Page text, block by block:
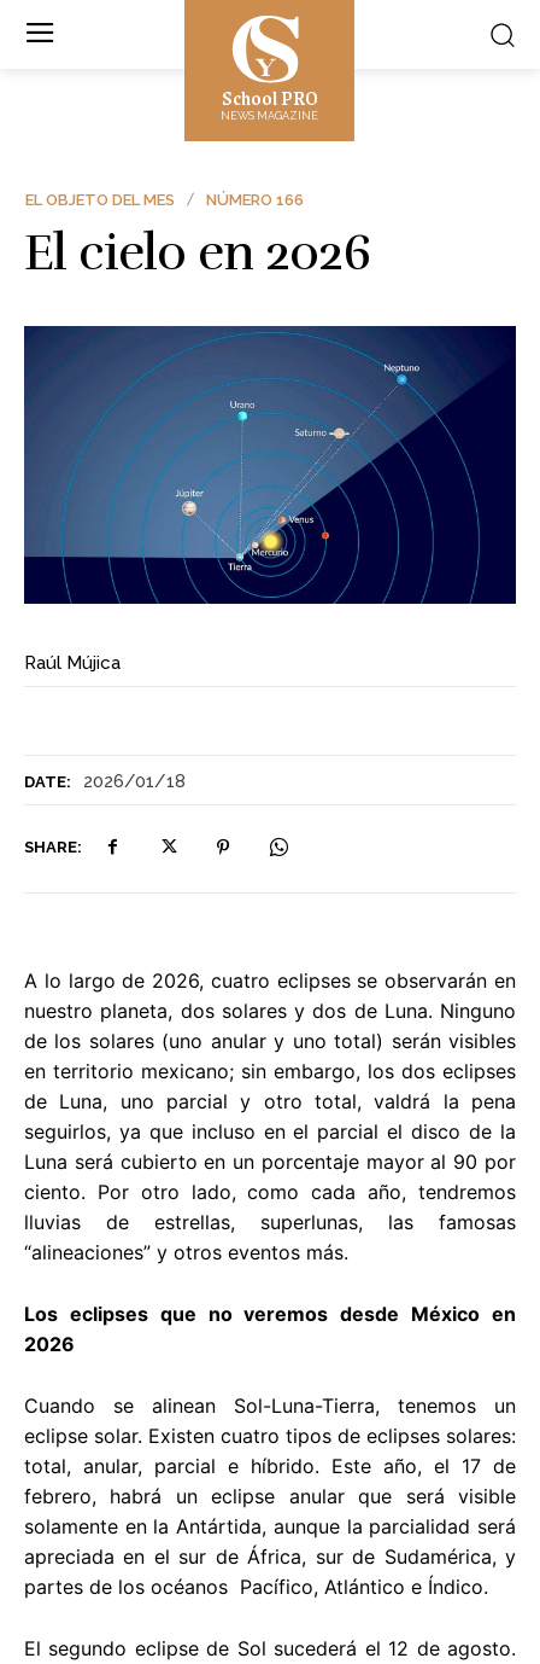
School PRO
NEWS MAGAZINE
DATE: 2026/01/18
SHARE:
EL OBJETO DEL MES NÚMERO 166
El cielo en 2026
Raúl Mújica
A lo largo de 2026, cuatro eclipses se observarán en
nuestro planeta, dos solares y dos de Luna. Ninguno
de los solares (uno anular y uno total) serán visibles
en territorio mexicano; sin embargo, los dos eclipses
de Luna, uno parcial y otro total, valdrá la pena
seguirlos, ya que incluso en el parcial el disco de la
Luna será cubierto en un porcentaje mayor al 90 por
ciento. Por otro lado, como cada año, tendremos
lluvias de estrellas, superlunas, las famosas
“alineaciones” y otros eventos más.
Los eclipses que no veremos desde México en
2026
Cuando se alinean Sol-Luna-Tierra, tenemos un
eclipse solar. Existen cuatro tipos de eclipses solares:
total, anular, parcial e híbrido. Este año, el 17 de
febrero, habrá un eclipse anular que será visible
solamente en la Antártida, aunque la parcialidad será
apreciada en el sur de África, sur de Sudamérica, y
partes de los océanos Pacífico, Atlántico e Índico.
El segundo eclipse de Sol sucederá el 12 de agosto.